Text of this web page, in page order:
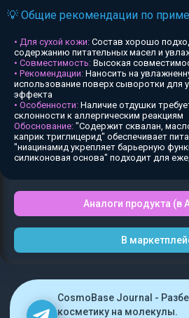
💡 Общие рекомендации по
• Для сухой кожи: Состав хорошо
содержанию питательных масел и
• Совместимость: Высокая
• Рекомендации: Наносить на
использование поверх сыворотки для
эффекта
• Особенности: Наличие отдушки
склонности к аллергическим реакциям
Обоснование: "Содержит сквалан,
каприк триглицерид" обеспечивает
"ниацинамид укрепляет барьерную
силиконовая основа" подходит для
Аналоги продукта (в
В
CosmoBase Journal -
косметику на молекулы.